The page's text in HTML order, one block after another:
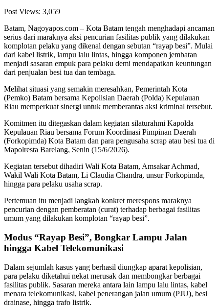
Post Views: 3,059
Batam, Nagoyapos.com – Kota Batam tengah menghadapi ancaman
serius dari maraknya aksi pencurian fasilitas publik yang dilakukan
komplotan pelaku yang dikenal dengan sebutan “rayap besi”. Mulai
dari kabel listrik, lampu lalu lintas, hingga komponen jembatan
menjadi sasaran empuk para pelaku demi mendapatkan keuntungan
dari penjualan besi tua dan tembaga.
Melihat situasi yang semakin meresahkan, Pemerintah Kota
(Pemko) Batam bersama Kepolisian Daerah (Polda) Kepulauan
Riau memperkuat sinergi untuk memberantas aksi kriminal tersebut.
Komitmen itu ditegaskan dalam kegiatan silaturahmi Kapolda
Kepulauan Riau bersama Forum Koordinasi Pimpinan Daerah
(Forkopimda) Kota Batam dan para pengusaha scrap atau besi tua di
Mapolresta Barelang, Senin (15/6/2026).
Kegiatan tersebut dihadiri Wali Kota Batam, Amsakar Achmad,
Wakil Wali Kota Batam, Li Claudia Chandra, unsur Forkopimda,
hingga para pelaku usaha scrap.
Pertemuan itu menjadi langkah konkret merespons maraknya
pencurian dengan pemberatan (curat) terhadap berbagai fasilitas
umum yang dilakukan komplotan “rayap besi”.
Modus “Rayap Besi”, Bongkar Lampu Jalan
hingga Kabel Telekomunikasi
Dalam sejumlah kasus yang berhasil diungkap aparat kepolisian,
para pelaku diketahui nekat merusak dan membongkar berbagai
fasilitas publik. Sasaran mereka antara lain lampu lalu lintas, kabel
menara telekomunikasi, kabel penerangan jalan umum (PJU), besi
drainase, hingga trafo listrik.